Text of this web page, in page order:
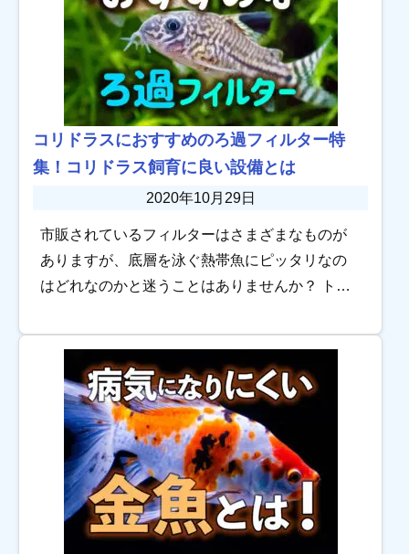
コリドラスにおすすめのろ過フィルター特
集！コリドラス飼育に良い設備とは
2020年10月29日
市販されているフィルターはさまざまなものが
ありますが、底層を泳ぐ熱帯魚にピッタリなの
はどれなのかと迷うことはありませんか？ トロ
ルター商品を、コリドラス飼育におすすめしま
す。 […]